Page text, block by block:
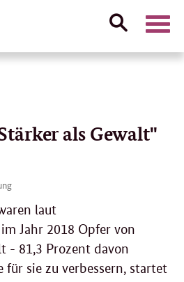
Suche
als Gewalt"
laut
Jahr 2018 Opfer von
- 81,3 Prozent davon
für sie zu verbessern, startet